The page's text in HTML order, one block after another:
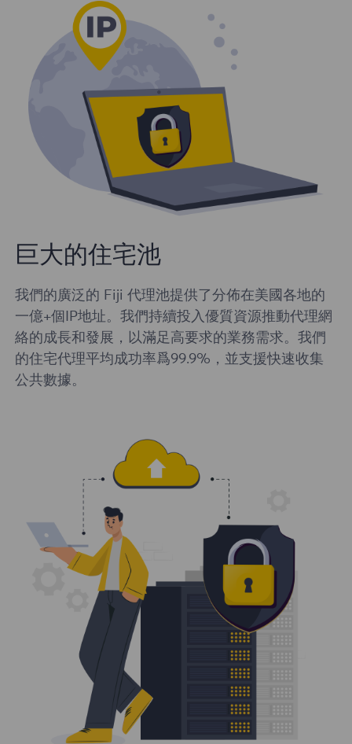
巨大的住宅池
我們的廣泛的 Fiji 代理池提供了分佈在美國各地的
一億+個IP地址。我們持續投入優質資源推動代理網
絡的成長和發展，以滿足高要求的業務需求。我們
的住宅代理平均成功率爲99.9%，並支援快速收集
公共數據。